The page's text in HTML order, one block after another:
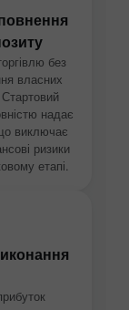
без
власних
надає
виключає
ризики
етапі.